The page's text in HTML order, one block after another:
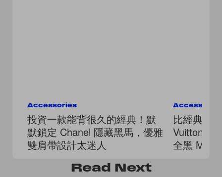
Accessories
投資一款能背很久的經典！默
默鎖定 Chanel 隱藏黑馬，優雅
雙肩帶設計太迷人
比經典老
Vuitton
全黑
Read Next